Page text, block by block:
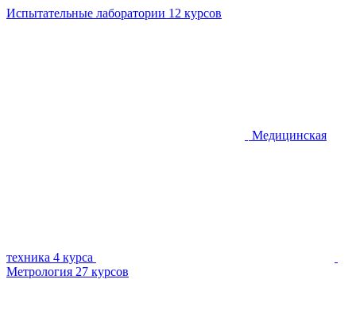
Испытательные лаборатории 12 курсов
Медицинская
техника 4 курса
Метрология 27 курсов